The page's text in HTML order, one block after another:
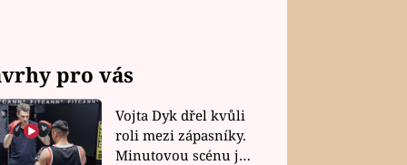
pro vás
Vojta Dyk dřel kvůli
roli mezi zápasníky.
Minutovou scénu jel